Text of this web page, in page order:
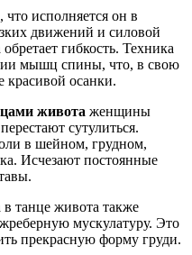
исполняется он в
движений и силовой
гибкость. Техника
мышц спины, что, в свою
красивой осанки.
живота женщины
сутулиться.
в шейном, грудном,
Исчезают постоянные
танце живота также
мускулатуру. Это
прекрасную форму груди.